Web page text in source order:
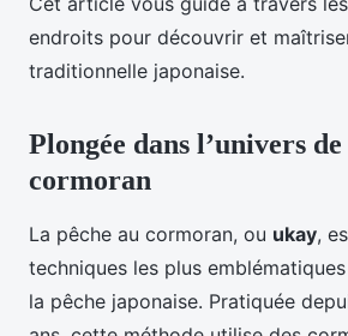
endroits pour découvrir et
traditionnelle japonaise.
Plongée dans l’univers
cormoran
La pêche au cormoran, ou ukay,
techniques les plus
la pêche japonaise. Pratiquée